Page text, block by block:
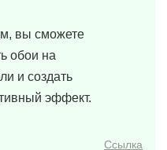
вы сможете
обои на
и создать
эффект.
Ссылка